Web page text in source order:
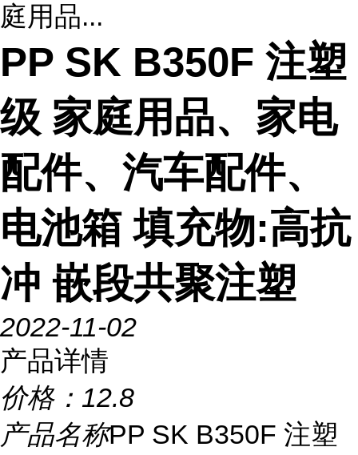
庭用品...
PP SK B350F 注塑
级 家庭用品、家电
配件、汽车配件、
电池箱 填充物:高抗
冲 嵌段共聚注塑
2022-11-02
产品详情
价格： 12.8
产品名称PP SK B350F 注塑